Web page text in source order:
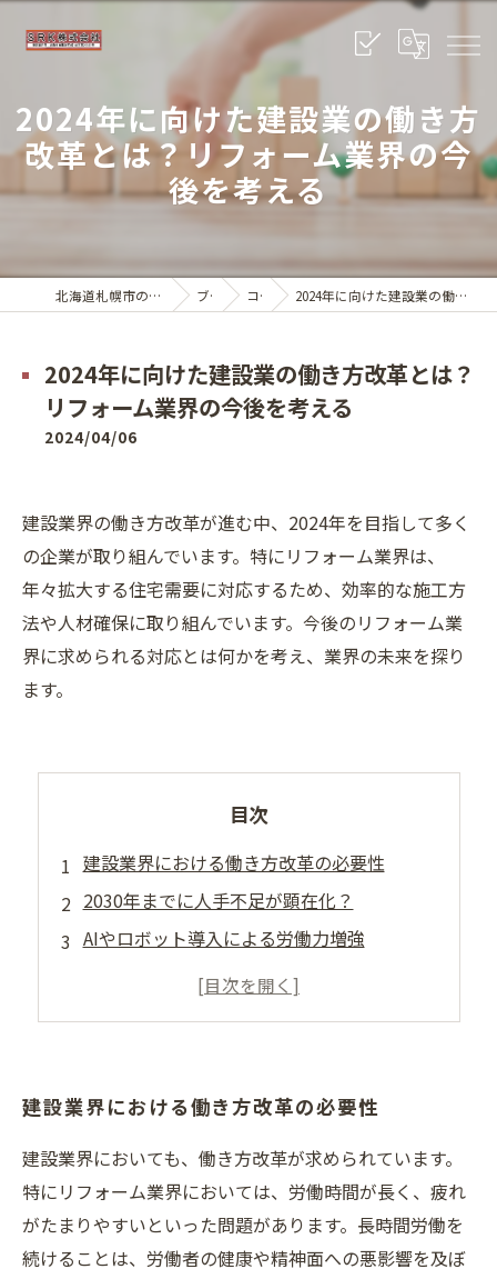
2024年に向けた建設業の働き方
改革とは？リフォーム業界の今
後を考える
北海道札幌市のリフォームならSRK株式会社 ブログ コラム 2024年に向けた建設業の働き方改革とは？リフォーム業界の今後を考える
2024年に向けた建設業の働き方改革とは？
リフォーム業界の今後を考える
2024/04/06
建設業界の働き方改革が進む中、2024年を目指して多く
の企業が取り組んでいます。特にリフォーム業界は、
年々拡大する住宅需要に対応するため、効率的な施工方
法や人材確保に取り組んでいます。今後のリフォーム業
界に求められる対応とは何かを考え、業界の未来を探り
ます。
目次
建設業界における働き方改革の必要性
2030年までに人手不足が顕在化？
AIやロボット導入による労働力増強
設備投資による生産性向上の必要性
建設業界における働き方改革の必要性
建設業界においても、働き方改革が求められています。
特にリフォーム業界においては、労働時間が長く、疲れ
がたまりやすいといった問題があります。長時間労働を
続けることは、労働者の健康や精神面への悪影響を及ぼ